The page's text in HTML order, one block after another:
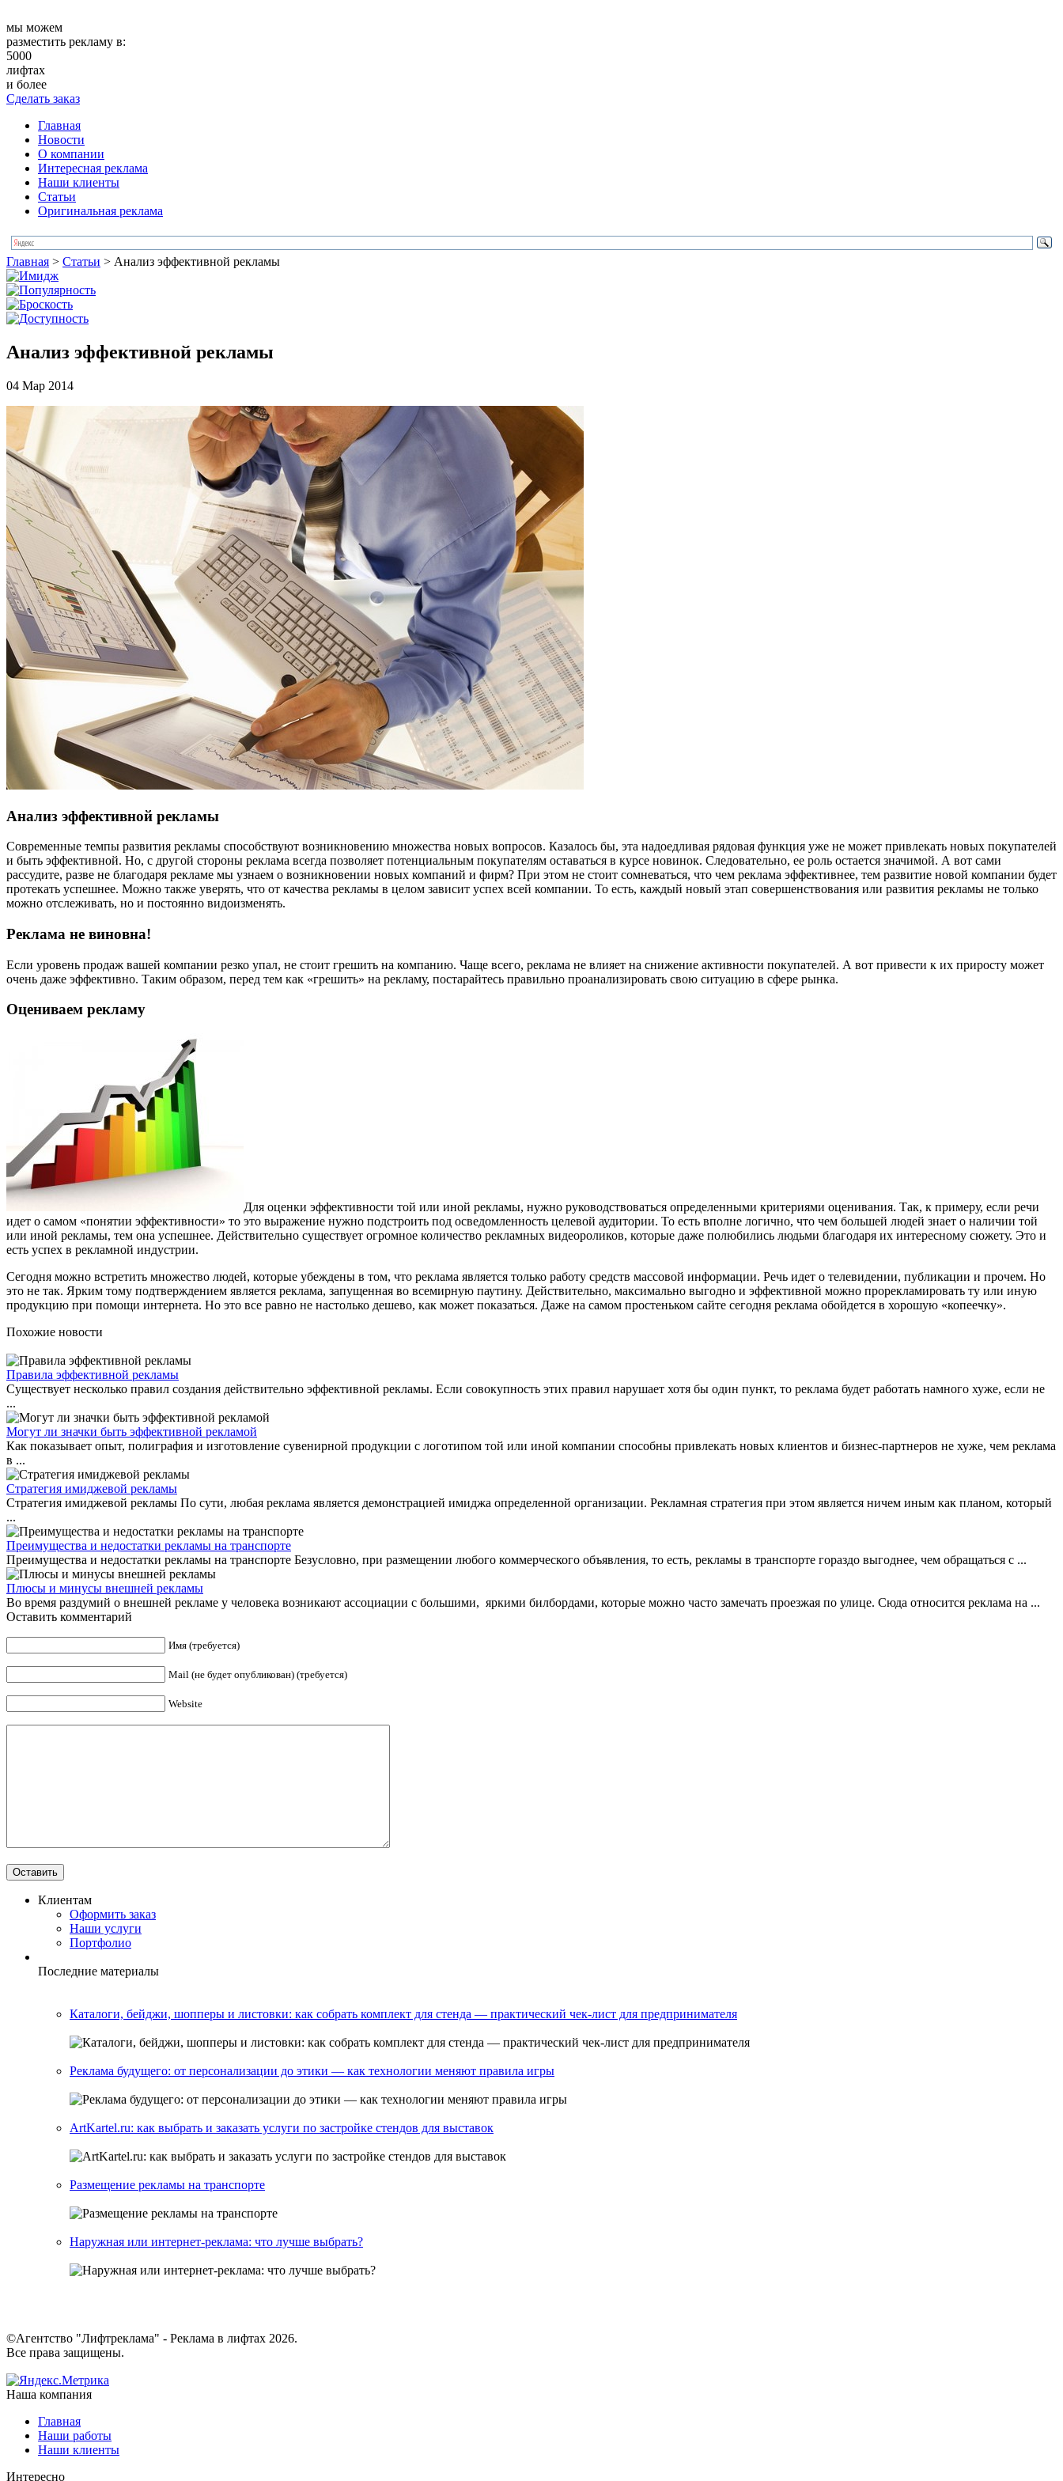
мы можем
разместить рекламу в:
5000
лифтах
и более
Сделать заказ
Главная
Новости
О компании
Интересная реклама
Наши клиенты
Статьи
Оригинальная реклама
Главная > Статьи > Анализ эффективной рекламы
Анализ эффективной рекламы
04 Мар 2014
Анализ эффективной рекламы
Современные темпы развития рекламы способствуют возникновению множества новых вопросов. Казалось бы, эта надоедливая рядовая функция уже не может привлекать новых покупателей
и быть эффективной. Но, с другой стороны реклама всегда позволяет потенциальным покупателям оставаться в курсе новинок. Следовательно, ее роль остается значимой. А вот сами
рассудите, разве не благодаря рекламе мы узнаем о возникновении новых компаний и фирм? При этом не стоит сомневаться, что чем реклама эффективнее, тем развитие новой компании будет
протекать успешнее. Можно также уверять, что от качества рекламы в целом зависит успех всей компании. То есть, каждый новый этап совершенствования или развития рекламы не только
можно отслеживать, но и постоянно видоизменять.
Реклама не виновна!
Если уровень продаж вашей компании резко упал, не стоит грешить на компанию. Чаще всего, реклама не влияет на снижение активности покупателей. А вот привести к их приросту может
очень даже эффективно. Таким образом, перед тем как «грешить» на рекламу, постарайтесь правильно проанализировать свою ситуацию в сфере рынка.
Оцениваем рекламу
Для оценки эффективности той или иной рекламы, нужно руководствоваться определенными критериями оценивания. Так, к примеру, если речи
идет о самом «понятии эффективности» то это выражение нужно подстроить под осведомленность целевой аудитории. То есть вполне логично, что чем большей людей знает о наличии той
или иной рекламы, тем она успешнее. Действительно существует огромное количество рекламных видеороликов, которые даже полюбились людьми благодаря их интересному сюжету. Это и
есть успех в рекламной индустрии.
Сегодня можно встретить множество людей, которые убеждены в том, что реклама является только работу средств массовой информации. Речь идет о телевидении, публикации и прочем. Но
это не так. Ярким тому подтверждением является реклама, запущенная во всемирную паутину. Действительно, максимально выгодно и эффективной можно прорекламировать ту или иную
продукцию при помощи интернета. Но это все равно не настолько дешево, как может показаться. Даже на самом простеньком сайте сегодня реклама обойдется в хорошую «копеечку».
Похожие новости
Правила эффективной рекламы
Существует несколько правил создания действительно эффективной рекламы. Если совокупность этих правил нарушает хотя бы один пункт, то реклама будет работать намного хуже, если не
...
Могут ли значки быть эффективной рекламой
Как показывает опыт, полиграфия и изготовление сувенирной продукции с логотипом той или иной компании способны привлекать новых клиентов и бизнес-партнеров не хуже, чем реклама
в ...
Стратегия имиджевой рекламы
Стратегия имиджевой рекламы По сути, любая реклама является демонстрацией имиджа определенной организации. Рекламная стратегия при этом является ничем иным как планом, который
...
Преимущества и недостатки рекламы на транспорте
Преимущества и недостатки рекламы на транспорте Безусловно, при размещении любого коммерческого объявления, то есть, рекламы в транспорте гораздо выгоднее, чем обращаться с ...
Плюсы и минусы внешней рекламы
Во время раздумий о внешней рекламе у человека возникают ассоциации с большими, яркими билбордами, которые можно часто замечать проезжая по улице. Сюда относится реклама на ...
Оставить комментарий
Имя (требуется)
Mail (не будет опубликован) (требуется)
Website
Клиентам
Оформить заказ
Наши услуги
Портфолио
Последние материалы
Каталоги, бейджи, шопперы и листовки: как собрать комплект для стенда — практический чек-лист для предпринимателя
Реклама будущего: от персонализации до этики — как технологии меняют правила игры
ArtKartel.ru: как выбрать и заказать услуги по застройке стендов для выставок
Размещение рекламы на транспорте
Наружная или интернет-реклама: что лучше выбрать?
©Агентство "Лифтреклама" - Реклама в лифтах 2026.
Все права защищены.
Наша компания
Главная
Наши работы
Наши клиенты
Интересно